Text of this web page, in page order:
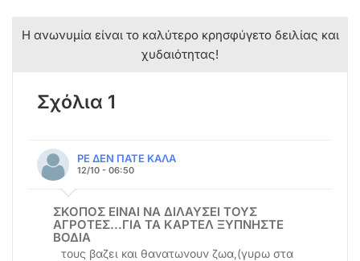
Η ανωνυμία είναι το καλύτερο κρησφύγετο δειλίας και
χυδαιότητας!
Σχόλια 1
ΡΕ ΔΕΝ ΠΑΤΕ ΚΑΛΑ
12/10 - 06:50
ΣΚΟΠΟΣ ΕΙΝΑΙ ΝΑ ΔΙΛΑΥΣΕΙ ΤΟΥΣ
ΑΓΡΟΤΕΣ...ΓΙΑ ΤΑ ΚΑΡΤΕΛ ΞΥΠΝΗΣΤΕ
ΒΟΔΙΑ
τους βαζει και θανατωνουν ζωα,(γυρω στα